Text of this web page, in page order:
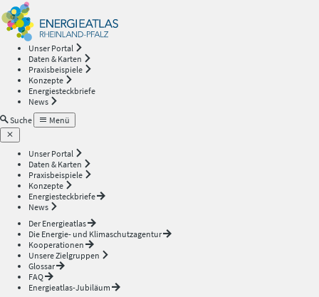
Unser Portal
Daten & Karten
Praxisbeispiele
Konzepte
Energiesteckbriefe
News
Suche
Menü
Unser Portal
Daten & Karten
Praxisbeispiele
Konzepte
Energiesteckbriefe
News
Der Energieatlas
Die Energie- und Klimaschutzagentur
Kooperationen
Unsere Zielgruppen
Glossar
FAQ
Energieatlas-Jubiläum